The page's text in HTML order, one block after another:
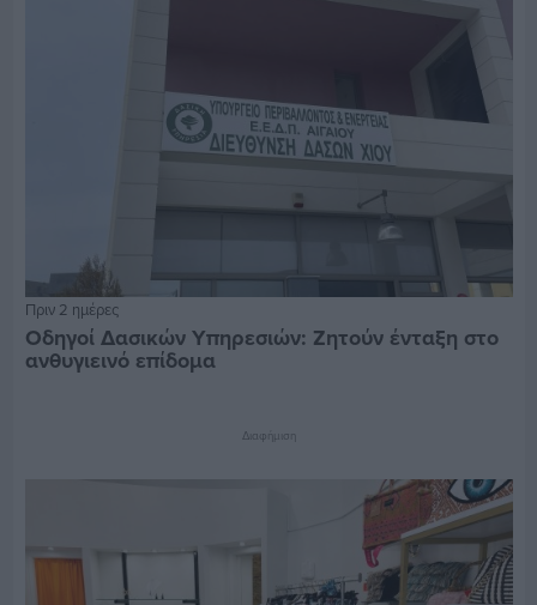
Πριν 2 ημέρες
Οδηγοί Δασικών Υπηρεσιών: Ζητούν ένταξη στο
ανθυγιεινό επίδομα
Διαφήμιση